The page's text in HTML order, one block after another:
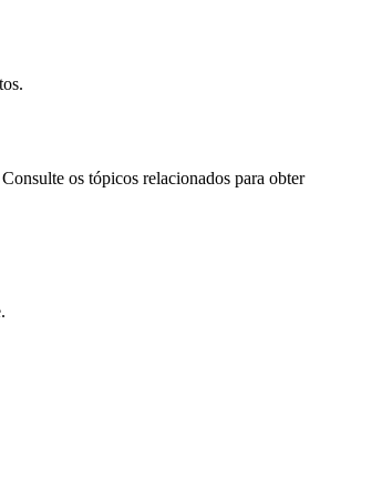
.
Consulte os tópicos relacionados para obter